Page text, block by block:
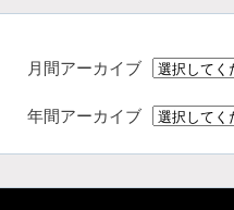
月間アーカイブ
年間アーカイブ